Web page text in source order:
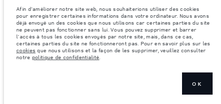
affecteront la charge utile. Assurez-vous que le poids total en charge du
véhicule, les charges maximales par essieu et la charge utile ne sont pas
dépassés lorsque vous chargez des accessoires, des occupants, des liquides
et des carburants.
Remarque importante sur les images et les spécifications. La pénurie
mondiale de semi-conducteurs affecte actuellement les spécifications de
construction des véhicules, la disponibilité des options et les délais de
construction. Cette situation s’avère très fluctuante, et par conséquent, les
Afin d'améliorer notre site web, nous souhaiterions utiliser des cookies
pour enregistrer certaines informations dans votre ordinateur. Nous avons
déjà envoyé un des cookies que nous utilisons car certaines parties du site
ne peuvent pas fonctionner sans lui. Vous pouvez supprimer et barrer
l'accès à tous les cookies envoyés par notre site, mais, dans ce cas,
certaines parties du site ne fonctionneront pas. Pour en savoir plus sur les
cookies que nous utilisons et la façon de les supprimer, veuillez consulter
notre politique de confidentialité.
OK